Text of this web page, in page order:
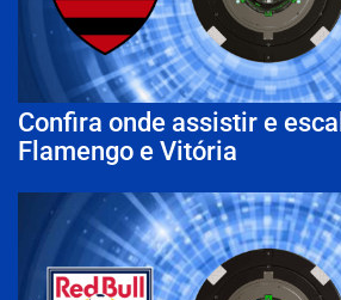
Confira onde assistir e
Flamengo e Vitória